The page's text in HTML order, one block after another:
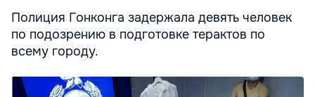
Полиция Гонконга задержала девять человек
по подозрению в подготовке терактов по
всему городу.